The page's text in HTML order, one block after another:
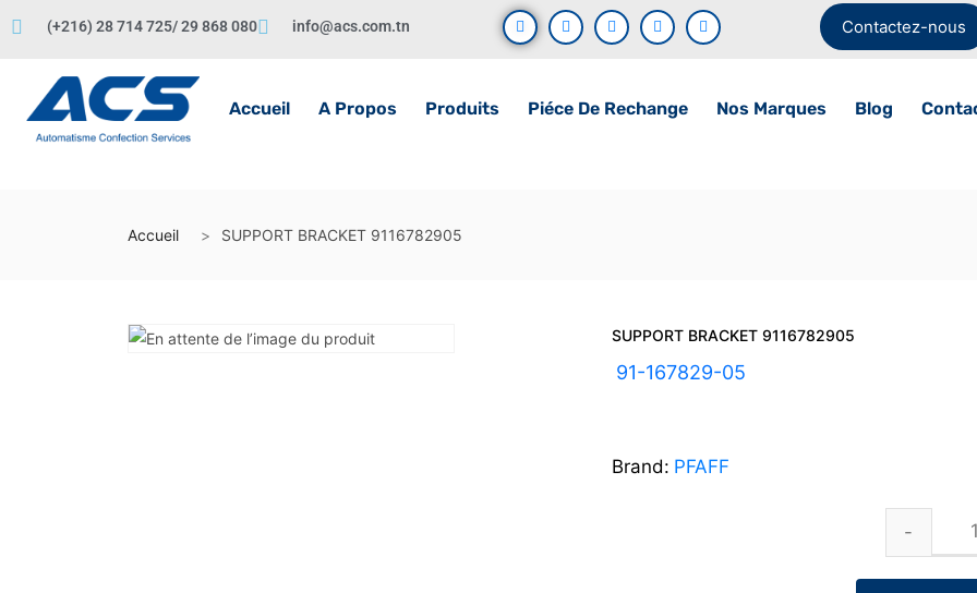
(+216) 28 714 725/ 29 868 080 info@acs.com.tn Contactez-nous
Accueil A Propos Produits Piéce De Rechange Nos Marques Blog
Accueil SUPPORT BRACKET 9116782905
SUPPORT BRACKET 9116782905
91-167829-05
Brand: PFAFF